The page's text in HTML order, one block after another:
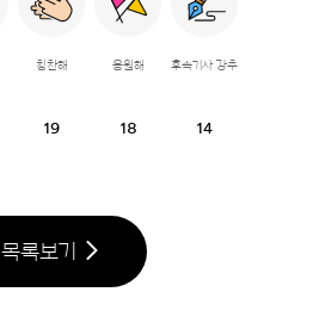
칭찬해
19
응원해
18
후속기사 강추
14
목록보기